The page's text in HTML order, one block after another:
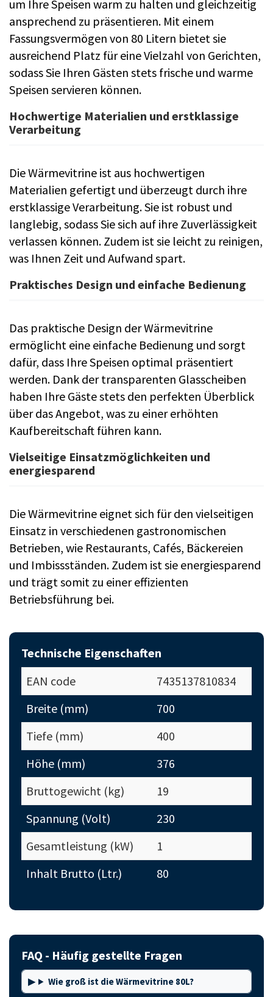
um Ihre Speisen warm zu halten und gleichzeitig
ansprechend zu präsentieren. Mit einem
Fassungsvermögen von 80 Litern bietet sie
ausreichend Platz für eine Vielzahl von Gerichten,
sodass Sie Ihren Gästen stets frische und warme
Speisen servieren können.
Hochwertige Materialien und erstklassige
Verarbeitung
Die Wärmevitrine ist aus hochwertigen
Materialien gefertigt und überzeugt durch ihre
erstklassige Verarbeitung. Sie ist robust und
langlebig, sodass Sie sich auf ihre Zuverlässigkeit
verlassen können. Zudem ist sie leicht zu reinigen,
was Ihnen Zeit und Aufwand spart.
Praktisches Design und einfache Bedienung
Das praktische Design der Wärmevitrine
ermöglicht eine einfache Bedienung und sorgt
dafür, dass Ihre Speisen optimal präsentiert
werden. Dank der transparenten Glasscheiben
haben Ihre Gäste stets den perfekten Überblick
über das Angebot, was zu einer erhöhten
Kaufbereitschaft führen kann.
Vielseitige Einsatzmöglichkeiten und
energiesparend
Die Wärmevitrine eignet sich für den vielseitigen
Einsatz in verschiedenen gastronomischen
Betrieben, wie Restaurants, Cafés, Bäckereien
und Imbissständen. Zudem ist sie energiesparend
und trägt somit zu einer effizienten
Betriebsführung bei.
Technische Eigenschaften
EAN code
7435137810834
Breite (mm)
700
Tiefe (mm)
400
Höhe (mm)
376
Bruttogewicht (kg)
19
Spannung (Volt)
230
Gesamtleistung (kW)
1
Inhalt Brutto (Ltr.)
80
FAQ - Häufig gestellte Fragen
Wie groß ist die Wärmevitrine 80L?